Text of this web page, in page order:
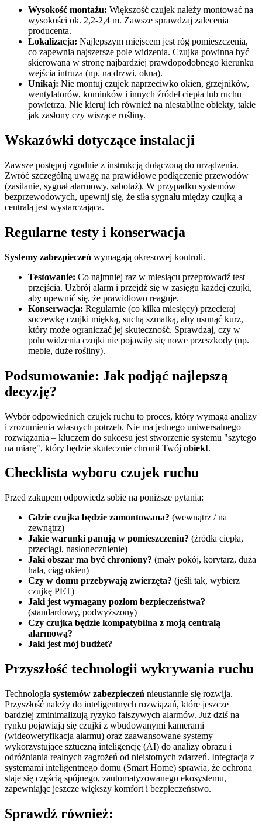
Wysokość montażu: Większość czujek należy montować na
wysokości ok. 2,2-2,4 m. Zawsze sprawdzaj zalecenia
producenta.
Lokalizacja: Najlepszym miejscem jest róg pomieszczenia,
co zapewnia najszersze pole widzenia. Czujka powinna być
skierowana w stronę najbardziej prawdopodobnego kierunku
wejścia intruza (np. na drzwi, okna).
Unikaj: Nie montuj czujek naprzeciwko okien, grzejników,
wentylatorów, kominków i innych źródeł ciepła lub ruchu
powietrza. Nie kieruj ich również na niestabilne obiekty, takie
jak zasłony czy wiszące rośliny.
Wskazówki dotyczące instalacji
Zawsze postępuj zgodnie z instrukcją dołączoną do urządzenia.
Zwróć szczególną uwagę na prawidłowe podłączenie przewodów
(zasilanie, sygnał alarmowy, sabotaż). W przypadku systemów
bezprzewodowych, upewnij się, że siła sygnału między czujką a
centralą jest wystarczająca.
Regularne testy i konserwacja
Systemy zabezpieczeń wymagają okresowej kontroli.
Testowanie: Co najmniej raz w miesiącu przeprowadź test
przejścia. Uzbrój alarm i przejdź się w zasięgu każdej czujki,
aby upewnić się, że prawidłowo reaguje.
Konserwacja: Regularnie (co kilka miesięcy) przecieraj
soczewkę czujki miękką, suchą szmatką, aby usunąć kurz,
który może ograniczać jej skuteczność. Sprawdzaj, czy w
polu widzenia czujki nie pojawiły się nowe przeszkody (np.
meble, duże rośliny).
Podsumowanie: Jak podjąć najlepszą
decyzję?
Wybór odpowiednich czujek ruchu to proces, który wymaga analizy
i zrozumienia własnych potrzeb. Nie ma jednego uniwersalnego
rozwiązania – kluczem do sukcesu jest stworzenie systemu "szytego
na miarę", który będzie skutecznie chronił Twój obiekt.
Checklista wyboru czujek ruchu
Przed zakupem odpowiedz sobie na poniższe pytania:
Gdzie czujka będzie zamontowana? (wewnątrz / na
zewnątrz)
Jakie warunki panują w pomieszczeniu? (źródła ciepła,
przeciągi, nasłonecznienie)
Jaki obszar ma być chroniony? (mały pokój, korytarz, duża
hala, ciąg okien)
Czy w domu przebywają zwierzęta? (jeśli tak, wybierz
czujkę PET)
Jaki jest wymagany poziom bezpieczeństwa?
(standardowy, podwyższony)
Czy czujka będzie kompatybilna z moją centralą
alarmową?
Jaki jest mój budżet?
Przyszłość technologii wykrywania ruchu
Technologia systemów zabezpieczeń nieustannie się rozwija.
Przyszłość należy do inteligentnych rozwiązań, które jeszcze
bardziej zminimalizują ryzyko fałszywych alarmów. Już dziś na
rynku pojawiają się czujki z wbudowanymi kamerami
(wideoweryfikacja alarmu) oraz zaawansowane systemy
wykorzystujące sztuczną inteligencję (AI) do analizy obrazu i
odróżniania realnych zagrożeń od nieistotnych zdarzeń. Integracja z
systemami inteligentnego domu (Smart Home) sprawia, że ochrona
staje się częścią spójnego, zautomatyzowanego ekosystemu,
zapewniając jeszcze większy komfort i bezpieczeństwo.
Sprawdź również: